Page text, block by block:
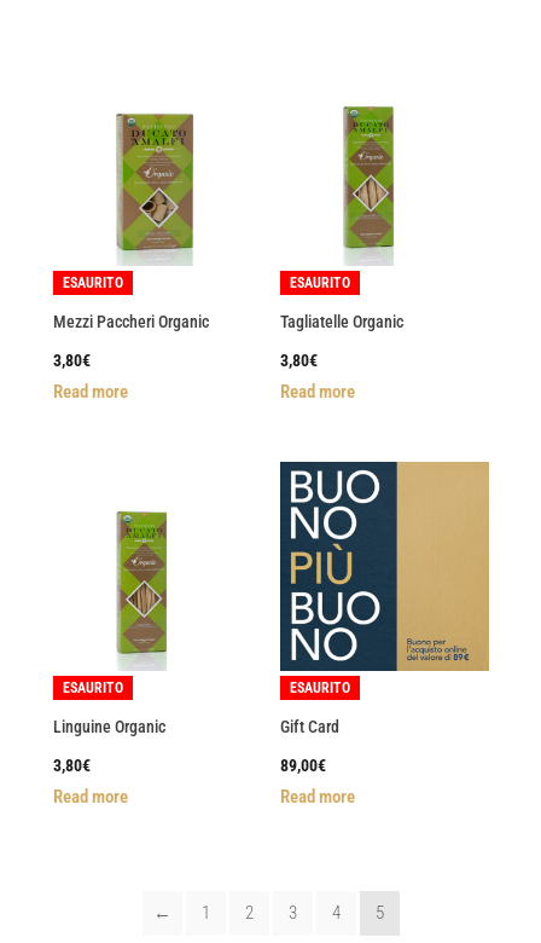
ESAURITO
Mezzi Paccheri Organic
3,80€
Read more
ESAURITO
Tagliatelle Organic
3,80€
Read more
ESAURITO
Linguine Organic
3,80€
Read more
ESAURITO
Gift Card
89,00€
Read more
← 1 2 3 4 5